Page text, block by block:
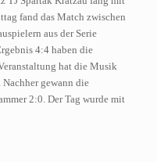
fand das Match zwischen
aus der Serie
4:4 haben die
hat die Musik
gewann die
2:0. Der Tag wurde mit